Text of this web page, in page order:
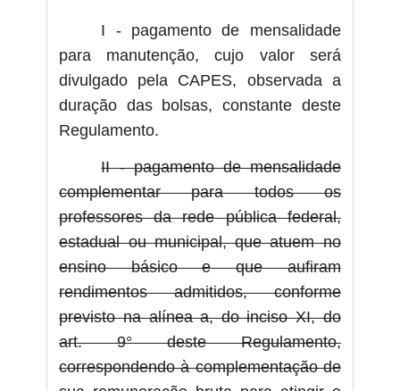
I - pagamento de mensalidade
para manutenção, cujo valor será
divulgado pela CAPES, observada a
duração das bolsas, constante deste
Regulamento.
II - pagamento de mensalidade
complementar para todos os
professores da rede pública federal,
estadual ou municipal, que atuem no
ensino básico e que aufiram
rendimentos admitidos, conforme
previsto na alínea a, do inciso XI, do
art. 9° deste Regulamento,
correspondendo à complementação de